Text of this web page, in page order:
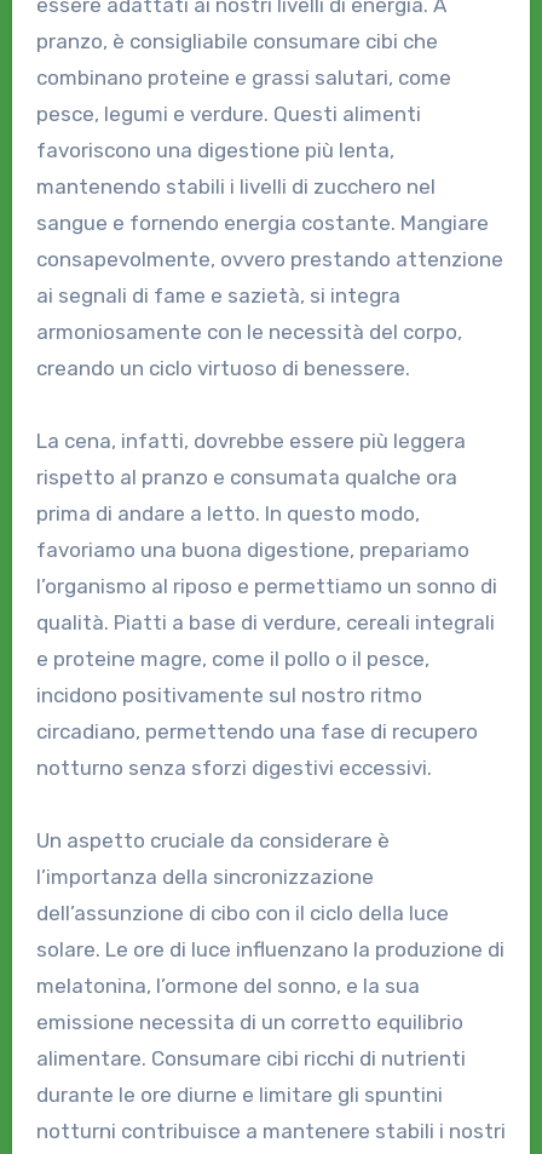
essere adattati ai nostri livelli di energia. A
pranzo, è consigliabile consumare cibi che
combinano proteine e grassi salutari, come
pesce, legumi e verdure. Questi alimenti
favoriscono una digestione più lenta,
mantenendo stabili i livelli di zucchero nel
sangue e fornendo energia costante. Mangiare
consapevolmente, ovvero prestando attenzione
ai segnali di fame e sazietà, si integra
armoniosamente con le necessità del corpo,
creando un ciclo virtuoso di benessere.
La cena, infatti, dovrebbe essere più leggera
rispetto al pranzo e consumata qualche ora
prima di andare a letto. In questo modo,
favoriamo una buona digestione, prepariamo
l’organismo al riposo e permettiamo un sonno di
qualità. Piatti a base di verdure, cereali integrali
e proteine magre, come il pollo o il pesce,
incidono positivamente sul nostro ritmo
circadiano, permettendo una fase di recupero
notturno senza sforzi digestivi eccessivi.
Un aspetto cruciale da considerare è
l’importanza della sincronizzazione
dell’assunzione di cibo con il ciclo della luce
solare. Le ore di luce influenzano la produzione di
melatonina, l’ormone del sonno, e la sua
emissione necessita di un corretto equilibrio
alimentare. Consumare cibi ricchi di nutrienti
durante le ore diurne e limitare gli spuntini
notturni contribuisce a mantenere stabili i nostri